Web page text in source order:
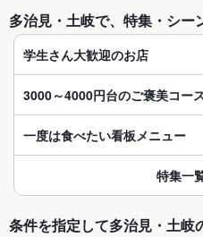
多治見・土岐で、特集・シー
学生さん大歓迎のお店
3000～4000円台のご褒美コー
一度は食べたい看板メニュー
特集一
条件を指定して多治見・土岐